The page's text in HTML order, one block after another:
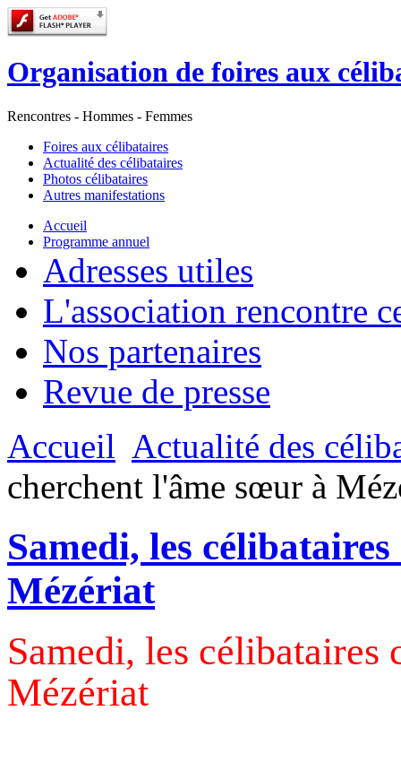
Organisation de foires aux
Rencontres - Hommes - Femmes
Foires aux célibataires
Actualité des célibataires
Photos célibataires
Autres manifestations
Accueil
Programme annuel
Adresses utiles
L'association rencontre
Nos partenaires
Revue de presse
Accueil Actualité des
cherchent l'âme sœur à
Samedi, les
Mézériat
Samedi, les
Mézériat